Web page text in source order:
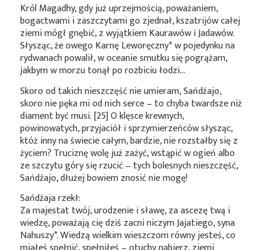
Król Magadhy, gdy już uprzejmością, poważaniem,
bogactwami i zaszczytami go zjednał, kszatrijów całej
ziemi mógł gnębić, z wyjątkiem Kaurawów i Jadawów.
Słysząc, że owego KarnęLeworęczny*w pojedynku na
rydwanach powalił, w oceanie smutku się pogrążam,
jakbym w morzu tonął po rozbiciu łodzi…
Skoro od takich nieszczęść nie umieram, Sańdźajo,
skoro nie pęka mi od nich serce – to chyba twardsze niż
diament być musi. [25] O klęsce krewnych,
powinowatych, przyjaciół i sprzymierzeńców słysząc,
któż inny na świecie całym, bardzie, nie rozstałby się z
życiem? Truciznę wolę już zażyć, wstąpić w ogień albo
ze szczytu góry się rzucić – tych bolesnych nieszczęść,
Sańdźajo, dłużej bowiem znosić nie mogę!
Sańdźaja rzekł:
Za majestat twój, urodzenie i sławę, za ascezę twą i
wiedzę, poważają cię dziś zacni niczym Jajatiego, syna
Nahuszy*. Wiedzą wielkim wieszczom równy jesteś, co